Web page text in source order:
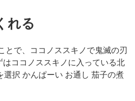
れる
とで、ココノススキノで鬼滅の刃
ココノススキノに入っている北
択 かんぱーい お通し 茄子の煮